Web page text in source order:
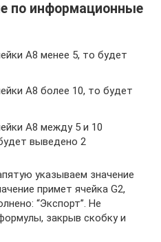
по информационные
А8 менее 5, то будет
А8 более 10, то будет
А8 между 5 и 10
выведено 2
указываем значение
примет ячейка G2,
“Экспорт”. Не
закрыв скобку и